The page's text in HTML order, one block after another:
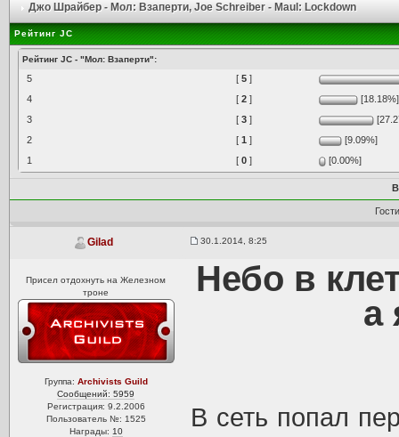
Джо Шрайбер - Мол: Взаперти, Joe Schreiber - Maul: Lockdown
Рейтинг JC
Рейтинг JC - "Мол: Взаперти":
5 [ 5]
4
[ 2]
[18.18%]
3
[ 3]
2
[ 1 ]
[9.09%]
1
[ 0] [0.00%]
Gilad 30.1.2014, 8:25
Присел отдохнуть на Железном
троне
Группа: Archivists Guild
Сообщений: 5959
Регистрация: 9.2.2006
Пользователь №: 1525
Награды: 10
Небо в
а
В сеть попал